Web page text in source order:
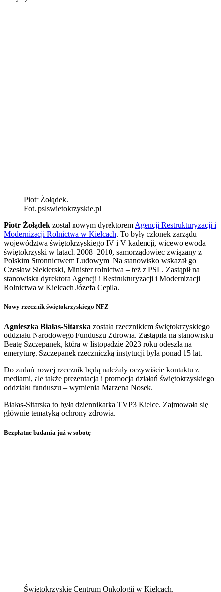
Piotr Żołądek.
Fot. pslswietokrzyskie.pl
Piotr Żołądek został nowym dyrektorem Agencji Restrukturyzacji i
Modernizacji Rolnictwa w Kielcach. To były członek zarządu
województwa świętokrzyskiego IV i V kadencji, wicewojewoda
świętokrzyski w latach 2008–2010, samorządowiec związany z
Polskim Stronnictwem Ludowym. Na stanowisko wskazał go
Czesław Siekierski, Minister rolnictwa – też z PSL. Zastąpił na
stanowisku dyrektora Agencji i Restrukturyzacji i Modernizacji
Rolnictwa w Kielcach Józefa Cepila.
Nowy rzecznik świętokrzyskiego NFZ
Agnieszka Białas-Sitarska została rzecznikiem świętokrzyskiego
oddziału Narodowego Funduszu Zdrowia. Zastąpiła na stanowisku
Beatę Szczepanek, która w listopadzie 2023 roku odeszła na
emeryturę. Szczepanek rzeczniczką instytucji była ponad 15 lat.
Do zadań nowej rzecznik będą należały oczywiście kontaktu z
mediami, ale także prezentacja i promocja działań świętokrzyskiego
oddziału funduszu – wymienia Marzena Nosek.
Białas-Sitarska to była dziennikarka TVP3 Kielce. Zajmowała się
głównie tematyką ochrony zdrowia.
Bezpłatne badania już w sobotę
Świętokrzyskie Centrum Onkologii w Kielcach.